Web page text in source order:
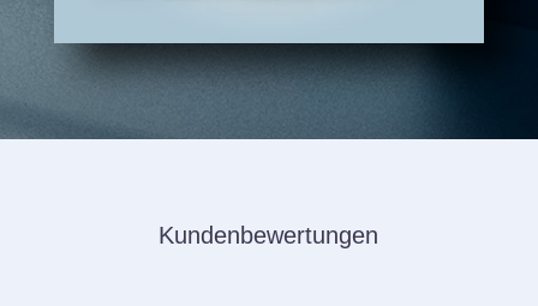
Kundenbewertungen